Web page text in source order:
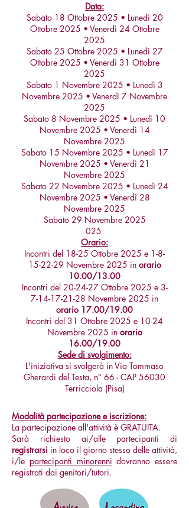
Data:
Sabato 18 Ottobre 2025 • Lunedì 20
Ottobre 2025 • Venerdì 24 Ottobre
2025
Sabato 25 Ottobre 2025 • Lunedì 27
Ottobre 2025 • Venerdì 31 Ottobre
2025
Sabato 1 Novembre 2025 • Lunedì 3
Novembre 2025 • Venerdì 7 Novembre
2025
Sabato 8 Novembre 2025 • Lunedì 10
Novembre 2025 • Venerdì 14
Novembre 2025
Sabato 15 Novembre 2025 • Lunedì 17
Novembre 2025 • Venerdì 21
Novembre 2025
Sabato 22 Novembre 2025 • Lunedì 24
Novembre 2025 • Venerdì 28
Novembre 2025
Sabato 29 Novembre 2025
025
Orario:
Incontri del 18-25 Ottobre 2025 e 1-8-
15-22-29 Novembre 2025 in orario
10.00/13.00
Incontri del 20-24-27 Ottobre 2025 e 3-
7-14-17-21-28 Novembre 2025 in
orario 17.00/19.00
Incontri del 31 Ottobre 2025 e 10-24
Novembre 2025 in orario
16.00/19.00
Sede di svolgimento:
L'iniziativa si svolgerà in Via Tommaso
Gherardi del Testa, n° 66 - CAP 56030
Terricciola (Pisa)
Modalità partecipazione e iscrizione:
La partecipazione all'attività è GRATUITA.
Sarà richiesto ai/alle partecipanti di
registrarsi in loco il giorno stesso delle attività,
i/le partecipanti minorenni dovranno essere
registrati dai genitori/tutori.